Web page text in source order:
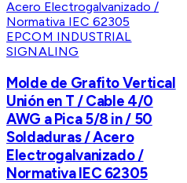
EPCOM INDUSTRIAL
SIGNALING
Molde de Grafito Vertical
Unión en T / Cable 4/0
AWG a Pica 5/8 in / 50
Soldaduras / Acero
Electrogalvanizado /
Normativa IEC 62305